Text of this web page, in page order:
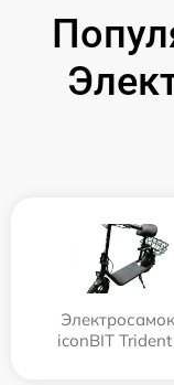
iconBIT Trident